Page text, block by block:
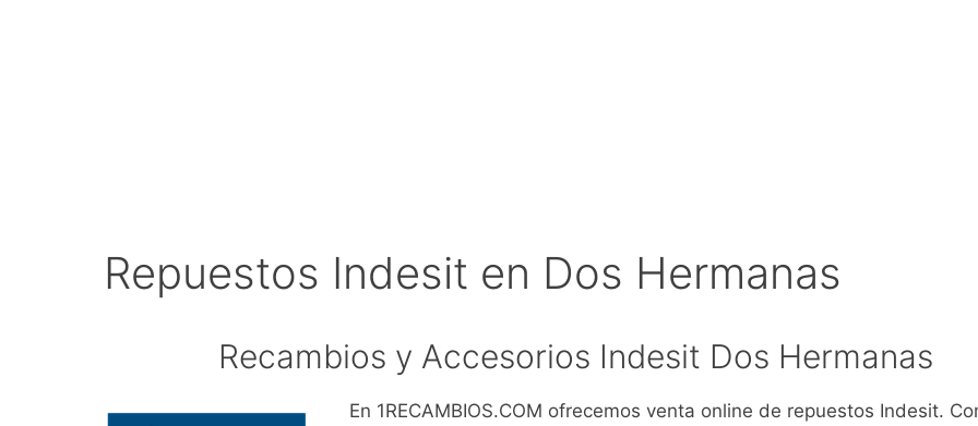
Repuestos Indesit en Dos Hermanas
Recambios y Accesorios Indesit Dos Hermanas
En 1RECAMBIOS.COM ofrecemos venta online de repuestos Indesit.